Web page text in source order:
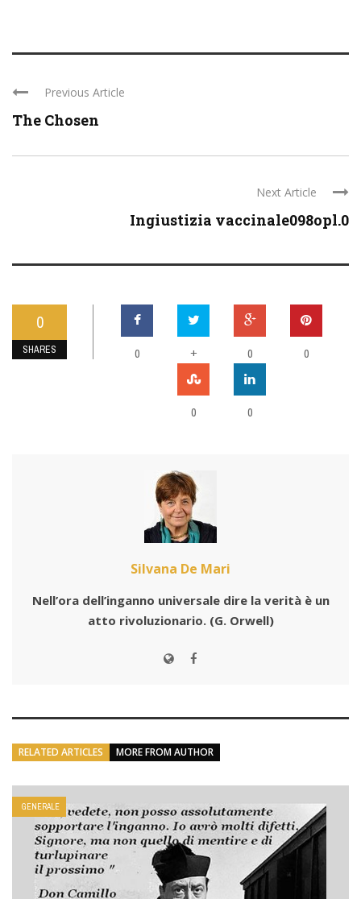
Previous Article
The Chosen
Next Article
Ingiustizia vaccinale098opl.0
0
SHARES 0 + 0 0
0 0
Silvana De Mari
Nell’ora dell’inganno universale dire la verità è un
atto rivoluzionario. (G. Orwell)
RELATED ARTICLES MORE FROM AUTHOR
GENERALE